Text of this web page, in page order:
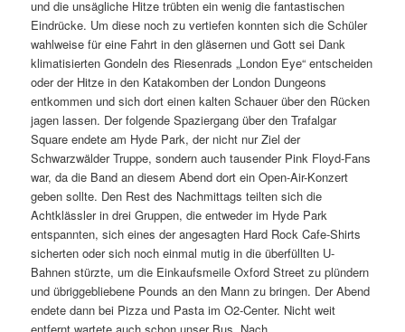
und die unsägliche Hitze trübten ein wenig die fantastischen
Eindrücke. Um diese noch zu vertiefen konnten sich die Schüler
wahlweise für eine Fahrt in den gläsernen und Gott sei Dank
klimatisierten Gondeln des Riesenrads „London Eye“ entscheiden
oder der Hitze in den Katakomben der London Dungeons
entkommen und sich dort einen kalten Schauer über den Rücken
jagen lassen. Der folgende Spaziergang über den Trafalgar
Square endete am Hyde Park, der nicht nur Ziel der
Schwarzwälder Truppe, sondern auch tausender Pink Floyd-Fans
war, da die Band an diesem Abend dort ein Open-Air-Konzert
geben sollte. Den Rest des Nachmittags teilten sich die
Achtklässler in drei Gruppen, die entweder im Hyde Park
entspannten, sich eines der angesagten Hard Rock Cafe-Shirts
sicherten oder sich noch einmal mutig in die überfüllten U-
Bahnen stürzte, um die Einkaufsmeile Oxford Street zu plündern
und übriggebliebene Pounds an den Mann zu bringen. Der Abend
endete dann bei Pizza und Pasta im O2-Center. Nicht weit
entfernt wartete auch schon unser Bus. Nach